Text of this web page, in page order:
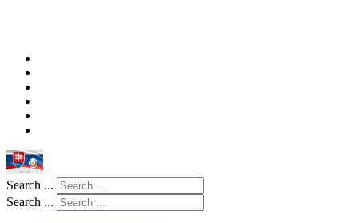
Search ...
Search ...